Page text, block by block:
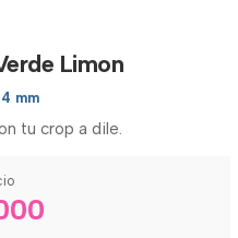
Limon
mm
tu crop a dile.